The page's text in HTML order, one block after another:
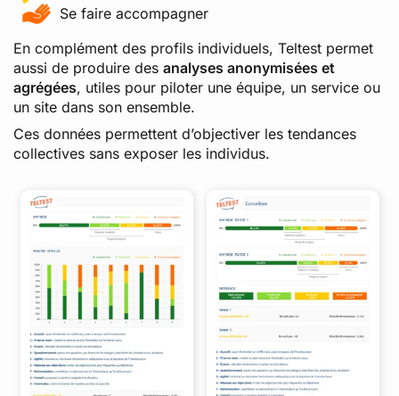
Se faire accompagner
En complément des profils individuels, Teltest permet
aussi de produire des analyses anonymisées et
agrégées, utiles pour piloter une équipe, un service ou
un site dans son ensemble.
Ces données permettent d’objectiver les tendances
collectives sans exposer les individus.